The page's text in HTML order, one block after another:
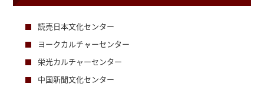
読売日本文化センター
ヨークカルチャーセンター
栄光カルチャーセンター
中国新聞文化センター